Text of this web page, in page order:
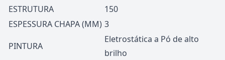
ESTRUTURA
150
ESPESSURA CHAPA (MM) 3
PINTURA
Eletrostática a Pó de alto
brilho